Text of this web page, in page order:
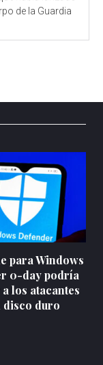
de la Guardia
para Windows
0-day podría
los atacantes
duro